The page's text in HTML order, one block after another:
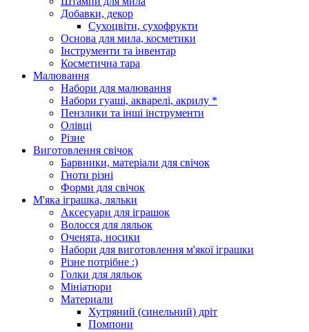
Добавки, декор
Сухоцвіти, сухофрукти
Основа для мила, косметики
Інструменти та інвентар
Косметична тара
Малювання
Набори для малювання
Набори гуаші, акварелі, акрилу *
Пензлики та інші інструменти
Олівці
Різне
Виготовлення свічок
Барвники, матеріали для свічок
Гноти різні
Форми для свічок
М'яка іграшка, ляльки
Аксесуари для іграшок
Волосся для ляльок
Оченята, носики
Набори для виготовлення м'якої іграшки
Різне потрібне :)
Голки для ляльок
Мініатюри
Материали
Хутряний (синельний) дріт
Помпони